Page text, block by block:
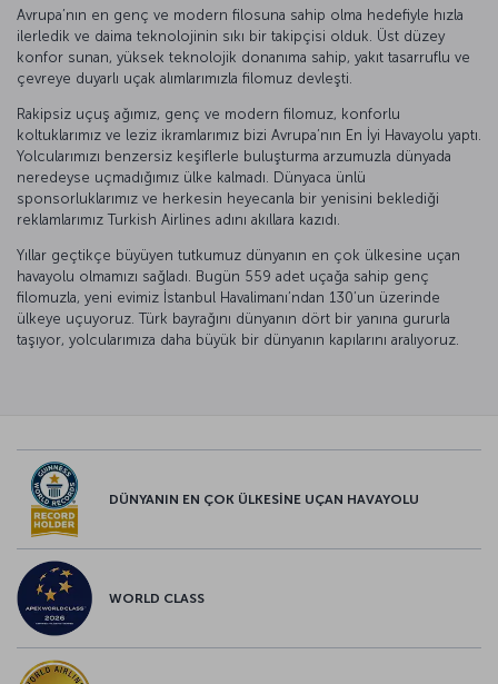
Avrupa’nın en genç ve modern filosuna sahip olma hedefiyle hızla
ilerledik ve daima teknolojinin sıkı bir takipçisi olduk. Üst düzey
konfor sunan, yüksek teknolojik donanıma sahip, yakıt tasarruflu ve
çevreye duyarlı uçak alımlarımızla filomuz devleşti.
Rakipsiz uçuş ağımız, genç ve modern filomuz, konforlu
koltuklarımız ve leziz ikramlarımız bizi Avrupa’nın En İyi Havayolu yaptı.
Yolcularımızı benzersiz keşiflerle buluşturma arzumuzla dünyada
neredeyse uçmadığımız ülke kalmadı. Dünyaca ünlü
sponsorluklarımız ve herkesin heyecanla bir yenisini beklediği
reklamlarımız Turkish Airlines adını akıllara kazıdı.
Yıllar geçtikçe büyüyen tutkumuz dünyanın en çok ülkesine uçan
havayolu olmamızı sağladı. Bugün 559 adet uçağa sahip genç
filomuzla, yeni evimiz İstanbul Havalimanı’ndan 130’un üzerinde
ülkeye uçuyoruz. Türk bayrağını dünyanın dört bir yanına gururla
taşıyor, yolcularımıza daha büyük bir dünyanın kapılarını aralıyoruz.
DÜNYANIN EN ÇOK ÜLKESİNE UÇAN HAVAYOLU
WORLD CLASS